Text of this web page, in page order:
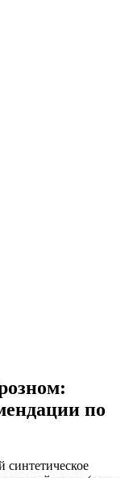
по
синтетическое